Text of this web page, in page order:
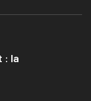
: la